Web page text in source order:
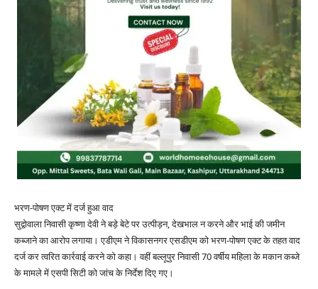
भरण-पोषण एक्ट में दर्ज हुआ वाद
सुद्वोवाला निवासी कृष्णा देवी ने बड़े बेटे पर उत्पीड़न, देखभाल न करने और भाई की जमीन
कब्जाने का आरोप लगाया। एडीएम ने विकासनगर एसडीएम को भरण-पोषण एक्ट के तहत वाद
दर्ज कर त्वरित कार्रवाई करने को कहा। वहीं बल्लूपुर निवासी 70 वर्षीय महिला के मकान कब्जे
के मामले में एसपी सिटी को जांच के निर्देश दिए गए।